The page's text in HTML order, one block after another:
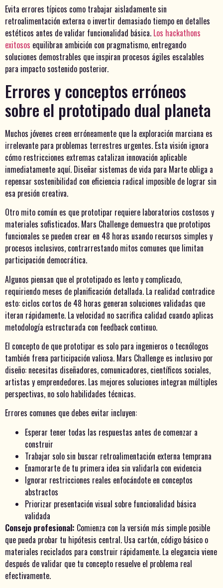
Evita errores típicos como trabajar aisladamente sin
retroalimentación externa o invertir demasiado tiempo en detalles
estéticos antes de validar funcionalidad básica. Los hackathons
exitosos equilibran ambición con pragmatismo, entregando
soluciones demostrables que inspiran procesos ágiles escalables
para impacto sostenido posterior.
Errores y conceptos erróneos
sobre el prototipado dual planeta
Muchos jóvenes creen erróneamente que la exploración marciana es
irrelevante para problemas terrestres urgentes. Esta visión ignora
cómo restricciones extremas catalizan innovación aplicable
inmediatamente aquí. Diseñar sistemas de vida para Marte obliga a
repensar sostenibilidad con eficiencia radical imposible de lograr sin
esa presión creativa.
Otro mito común es que prototipar requiere laboratorios costosos y
materiales sofisticados. Mars Challenge demuestra que prototipos
funcionales se pueden crear en 48 horas usando recursos simples y
procesos inclusivos, contrarrestando mitos comunes que limitan
participación democrática.
Algunos piensan que el prototipado es lento y complicado,
requiriendo meses de planificación detallada. La realidad contradice
esto: ciclos cortos de 48 horas generan soluciones validadas que
iteran rápidamente. La velocidad no sacrifica calidad cuando aplicas
metodología estructurada con feedback continuo.
El concepto de que prototipar es solo para ingenieros o tecnólogos
también frena participación valiosa. Mars Challenge es inclusivo por
diseño: necesitas diseñadores, comunicadores, científicos sociales,
artistas y emprendedores. Las mejores soluciones integran múltiples
perspectivas, no solo habilidades técnicas.
Errores comunes que debes evitar incluyen:
Esperar tener todas las respuestas antes de comenzar a
construir
Trabajar solo sin buscar retroalimentación externa temprana
Enamorarte de tu primera idea sin validarla con evidencia
Ignorar restricciones reales enfocándote en conceptos
abstractos
Priorizar presentación visual sobre funcionalidad básica
validada
Consejo profesional: Comienza con la versión más simple posible
que pueda probar tu hipótesis central. Usa cartón, código básico o
materiales reciclados para construir rápidamente. La elegancia viene
después de validar que tu concepto resuelve el problema real
efectivamente.